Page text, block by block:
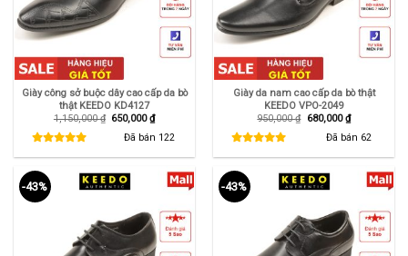
Giày công sở buộc dây cao cấp da bò
thật KEEDO KD4127
1,150,000₫ Giá
650,000₫Giá
hiện
tại
Đã bán 122
Giày da nam cao cấp da bò thật
KEEDO VPO-2049
950,000₫ Giá
680,000₫Giá
hiện
tại
Đã bán 62
-43% -43%